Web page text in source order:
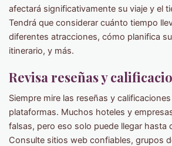
afectará significativamente su viaje y el
Tendrá que considerar cuánto tiempo
diferentes atracciones, cómo planifica
itinerario, y más.
Revisa reseñas y
Siempre mire las reseñas y
plataformas. Muchos hoteles y
falsas, pero eso solo puede llegar hasta
Consulte sitios web confiables, grupos